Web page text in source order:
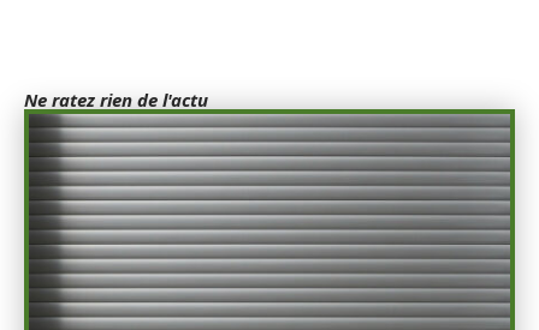
Ne ratez rien de l'actu